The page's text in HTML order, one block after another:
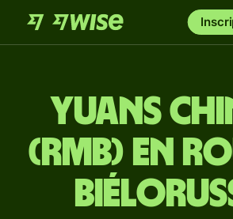
Yuans
(RMB) en